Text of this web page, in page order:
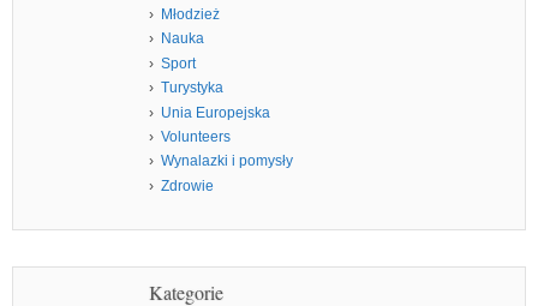
Młodzież
Nauka
Sport
Turystyka
Unia Europejska
Volunteers
Wynalazki i pomysły
Zdrowie
Kategorie